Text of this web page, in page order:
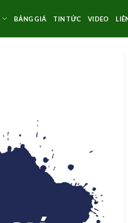
BẢNG GIÁ TIN TỨC VIDEO